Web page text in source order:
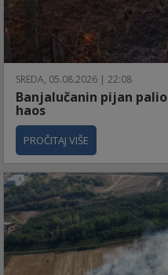
SREDA, 05.08.2026 | 22:08
Banjalučanin pijan
haos
PROČITAJ VIŠE